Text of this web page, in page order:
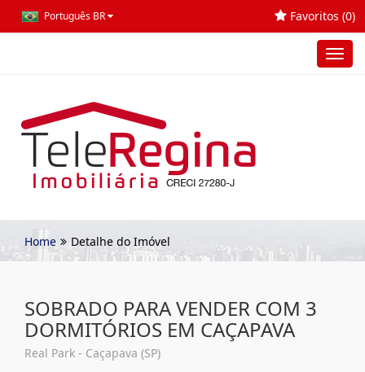
Português BR Favoritos (0)
Home Detalhe do Imóvel
SOBRADO PARA VENDER COM 3
DORMITÓRIOS EM CAÇAPAVA
Real Park - Caçapava (SP)